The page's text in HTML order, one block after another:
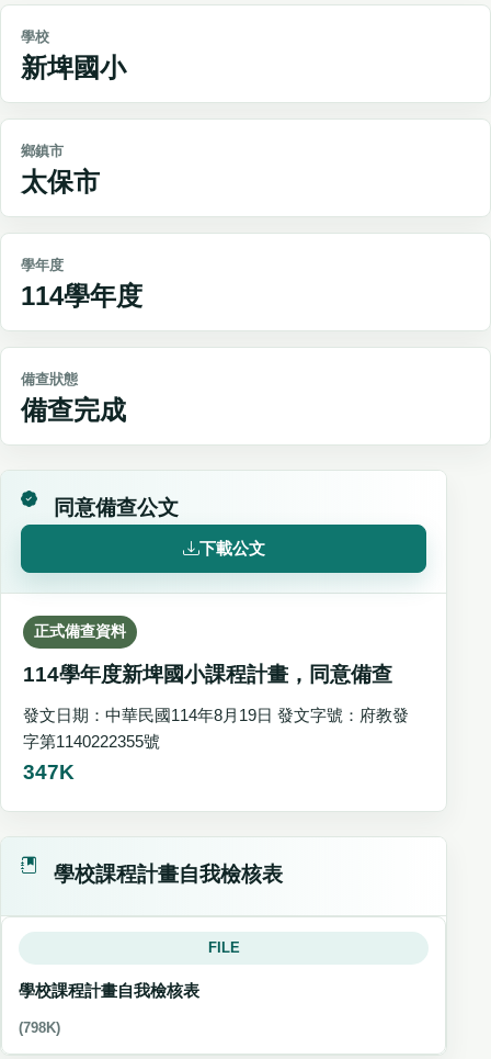
學校
新埤國小
鄉鎮市
太保市
學年度
114學年度
備查狀態
備查完成
同意備查公文
下載公文
正式備查資料
114學年度新埤國小課程計畫，同意備查
發文日期：中華民國114年8月19日 發文字號：府教發
字第1140222355號
347K
學校課程計畫自我檢核表
FILE
學校課程計畫自我檢核表
(798K)